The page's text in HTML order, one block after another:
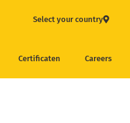
Select your country
Certificaten Careers